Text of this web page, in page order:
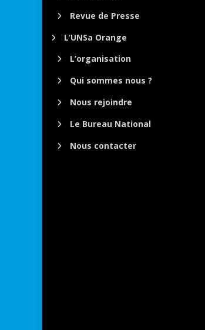
Revue de Presse
L’UNSa Orange
L’organisation
Qui sommes nous ?
Nous rejoindre
Le Bureau National
Nous contacter